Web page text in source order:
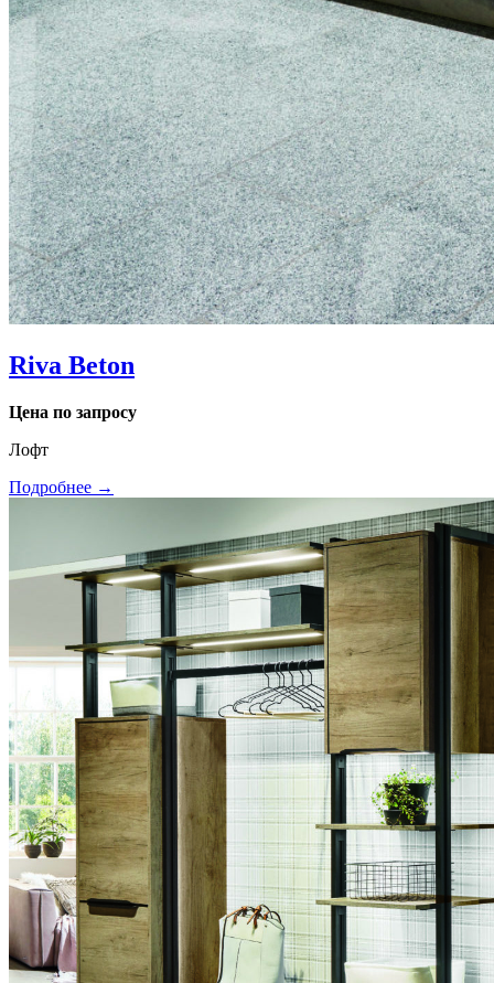
Riva Beton
Цена по запросу
Лофт
Подробнее →